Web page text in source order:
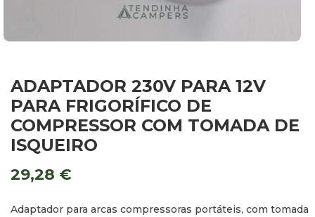
ADAPTADOR 230V PARA 12V
PARA FRIGORÍFICO DE
COMPRESSOR COM TOMADA DE
ISQUEIRO
29,28 €
Adaptador para arcas compressoras portáteis, com tomada